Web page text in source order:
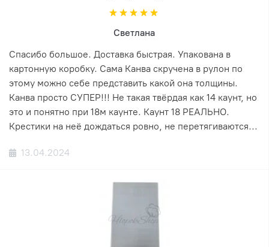
Светлана
Спасибо большое. Доставка быстрая. Упакована в
картонную коробку. Сама Канва скручена в рулон по
этому можно себе представить какой она толщины.
Канва просто СУПЕР!!! Не такая твёрдая как 14 каунт, но
это и понятно при 18м каунте. Каунт 18 РЕАЛЬНО.
Крестики на неё дождаться ровно, не перетягиваются...
13.04.2024